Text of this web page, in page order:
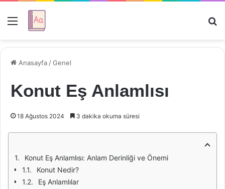
Menü
Anasayfa /Genel
Konut Eş Anlamlısı
18 Ağustos 2024 3 dakika okuma süresi
Konut Eş Anlamlısı: Anlam Derinliği ve Önemi
Konut Nedir?
Eş Anlamlılar